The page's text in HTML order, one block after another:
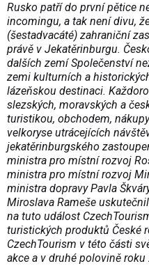
Rusko patří do první pětice
incomingu, a tak není divu,
(šestadvacáté) zahraniční
právě v Jekatěrinburgu.
dalších zemí Společenství
zemi kulturních a
lázeňskou destinaci.
slezských, moravských a
turistikou, obchodem,
velkoryse utrácejících
jekatěrinburgského
ministra pro místní rozvoj
ministra pro místní rozvoj
ministra dopravy Pavla
Miroslava Rameše
na tuto událost
turistických produktů České
CzechTourism v této části
akce a v druhé polovině